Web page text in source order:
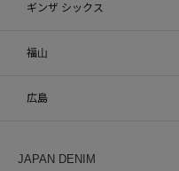
ギンザ シックス
福山
広島
JAPAN DENIM